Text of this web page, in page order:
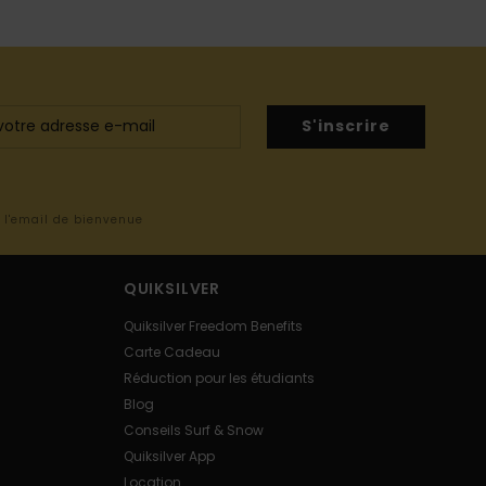
S'inscrire
de bienvenue
QUIKSILVER
Quiksilver Freedom Benefits
Carte Cadeau
Réduction pour les étudiants
Blog
Conseils Surf & Snow
Quiksilver App
Location